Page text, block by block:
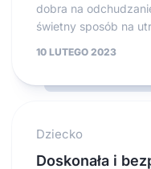
dobra na
świetny sposób na
10 LUTEGO 2023
Dziecko
Doskonała i